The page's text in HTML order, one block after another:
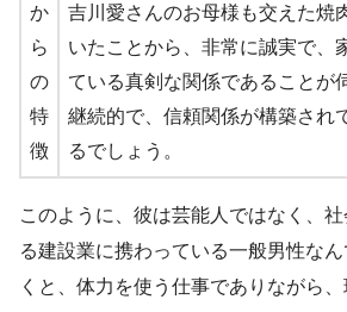
か
ら
の
特
徴
吉川愛さんのお母様も交えた焼
いたことから、非常に誠実で、
ている真剣な関係であることが
継続的で、信頼関係が構築され
るでしょう。
このように、彼は芸能人ではなく、
る建設業に携わっている一般男性な
くと、体力を使う仕事でありながら